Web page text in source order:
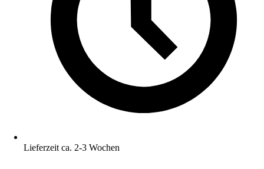
Lieferzeit ca. 2-3 Wochen